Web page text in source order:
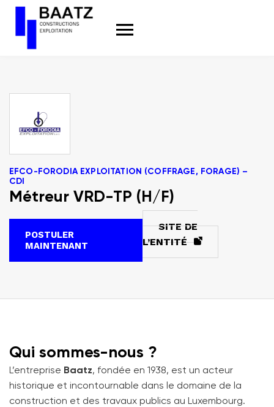
Aller
contenu
EFCO-FORODIA EXPLOITATION (COFFRAGE, FORAGE) –
CDI
Métreur VRD-TP (H/F)
POSTULER
MAINTENANT
SITE DE
L’ENTITÉ
Qui sommes-nous ?
L’entreprise Baatz, fondée en 1938, est un acteur
historique et incontournable dans le domaine de la
construction et des travaux publics au Luxembourg.